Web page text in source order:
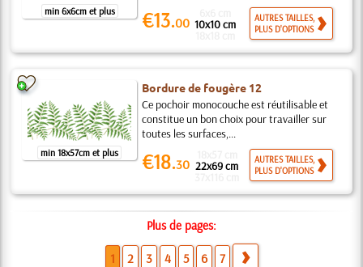
min 6x6cm et plus €13.00 10x10 cm
AUTRES TAILLES,
PLUS D'OPTIONS
min 18x57cm et plus
Bordure de fougère 12
Ce pochoir monocouche est réutilisable et
constitue un bon choix pour travailler sur
toutes les surfaces,...
€18.30 22x69 cm
AUTRES TAILLES,
PLUS D'OPTIONS
Plus de pages:
1 2 3 4 5 6 7